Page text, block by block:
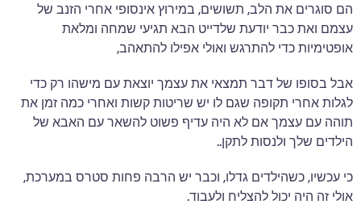
הם סוגרים את הלב, תשושים, במירוץ אינסופי אחרי הזנב של
עצמם ואת כבר יודעת שלדייט הבא תגיעי שמחה ומלאת
אופטימיות כדי להתרגש ואולי אפילו להתאהב,
אבל בסופו של דבר תמצאי את עצמך יוצאת עם מישהו רק כדי
לגלות אחרי תקופה שגם לו יש שריטות קשות ואחרי כמה זמן את
תוהה עם עצמך אם לא היה עדיף פשוט להשאר עם האבא של
הילדים שלך ולנסות לתקן..
כי עכשיו, כשהילדים גדלו, וכבר יש הרבה פחות סטרס במערכת,
אולי זה היה יכול להצליח ולעבוד.